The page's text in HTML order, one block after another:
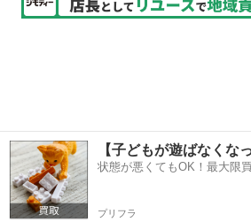
【子どもが遊ばなくな
状態が悪くてもOK！最大限
プリフラ